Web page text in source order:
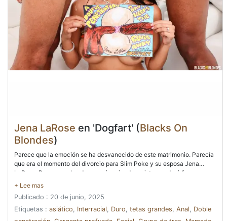
Jena LaRose en 'Dogfart' (Blacks On
Blondes)
Parece que la emoción se ha desvanecido de este matrimonio. Parecía
que era el momento del divorcio para Slim Poke y su esposa Jena
LaRose. Pero como los dos seguían siendo amistosos, decidieron que
un viejo amigo que ejercía la abogacía, ese puta de culo liso Scotty P,
malo si no tenía que serlo? Conociendo a los dos, no quería verlos
divorciarse y preguntó si habían tratado de arreglar las cosas. Resulta
que Jena se había aburrido de su vida sexual, ya que había caído en la
Publicado : 20 de junio, 2025
Etiquetas : asiático, Interracial, Duro, tetas grandes, Anal, Doble